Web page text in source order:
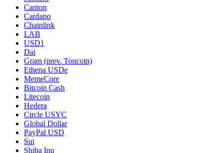
Canton
Cardano
Chainlink
LAB
USD1
Dai
Gram (prev. Toncoin)
Ethena USDe
MemeCore
Bitcoin Cash
Litecoin
Hedera
Circle USYC
Global Dollar
PayPal USD
Sui
Shiba Inu